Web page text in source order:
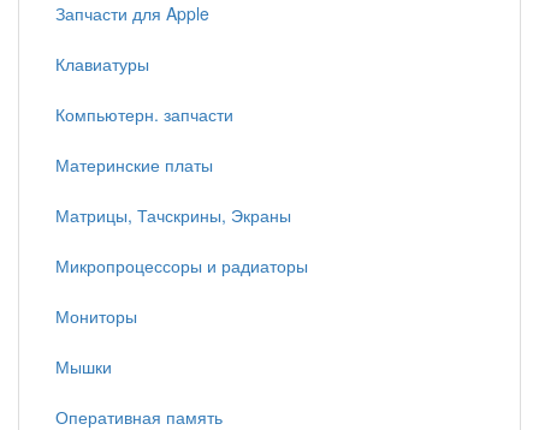
Запчасти для Apple
Клавиатуры
Компьютерн. запчасти
Материнские платы
Матрицы, Тачскрины, Экраны
Микропроцессоры и радиаторы
Мониторы
Мышки
Оперативная память